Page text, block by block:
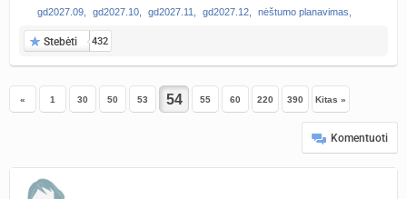
gd2027.09
gd2027.10 gd2027.11 gd2027.12 nėštumo planavimas
Stebėti 432
« 1 30 50 53 55 60 220 390 Kitas »
Komentuoti